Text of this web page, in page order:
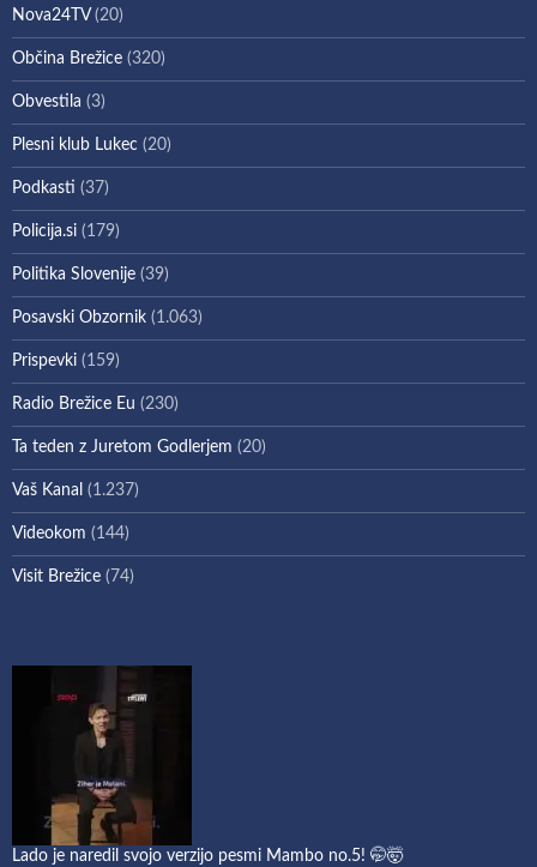
Nova24TV(20)
Občina Brežice (320)
Obvestila (3)
Plesni klub Lukec (20)
Podkasti (37)
Policija.si (179)
Politika Slovenije (39)
Posavski Obzornik (1.063)
Prispevki (159)
Radio Brežice Eu (230)
Ta teden z Juretom Godlerjem (20)
Vaš Kanal (1.237)
Videokom (144)
Visit Brežice (74)
Lado je naredil svojo verzijo pesmi Mambo no.5! 🤭🤯